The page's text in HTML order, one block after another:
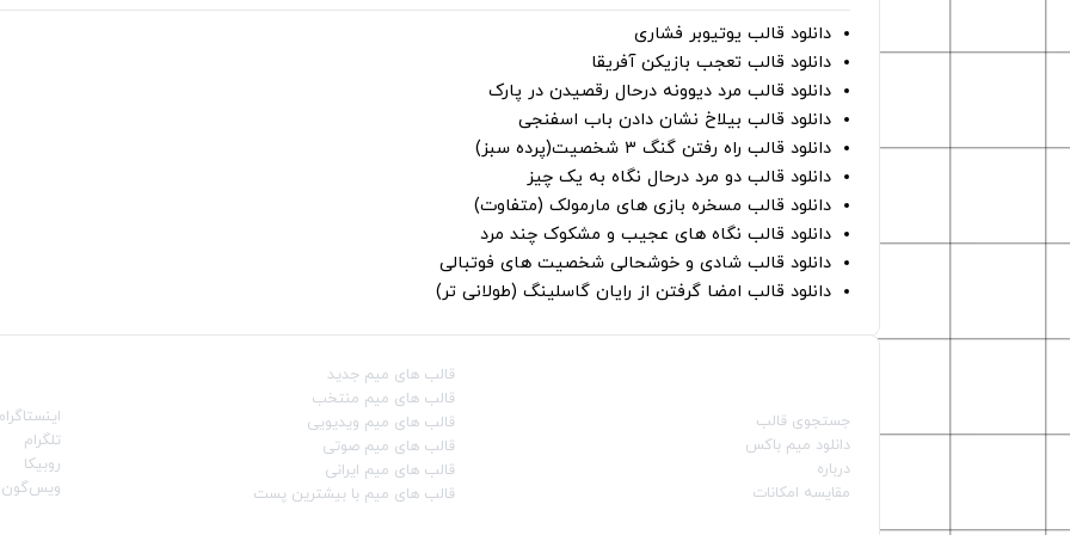
دانلود قالب یوتیوبر فشاری
دانلود قالب تعجب بازیکن آفریقا
دانلود قالب مرد دیوونه درحال رقصیدن در پارک
دانلود قالب بیلاخ نشان دادن باب اسفنجی
دانلود قالب راه رفتن گنگ ۳ شخصیت(پرده سبز)
دانلود قالب دو مرد درحال نگاه به یک چیز
دانلود قالب مسخره بازی های مارمولک (متفاوت)
دانلود قالب نگاه های عجیب و مشکوک چند مرد
دانلود قالب شادی و خوشحالی شخصیت های فوتبالی
دانلود قالب امضا گرفتن از رایان گاسلینگ (طولانی تر)
جستجوی قالب
دانلود میم باکس
درباره
مقایسه امکانات
قالب‌ های میم جدید
قالب‌ های میم منتخب
قالب‌ های میم ویدیویی
قالب‌ های میم صوتی
قالب‌ های میم ایرانی
قالب‌ های میم با بیشترین پست
تلگرام
روبیکا
ویس‌گون